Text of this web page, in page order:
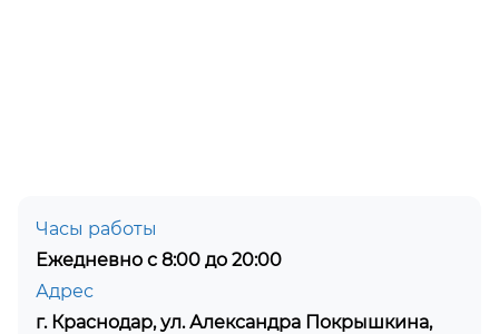
Часы работы
Ежедневно с 8:00 до 20:00
Адрес
г. Краснодар, ул. Александра Покрышкина,